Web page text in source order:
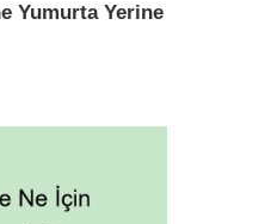
Yumurta Yerine